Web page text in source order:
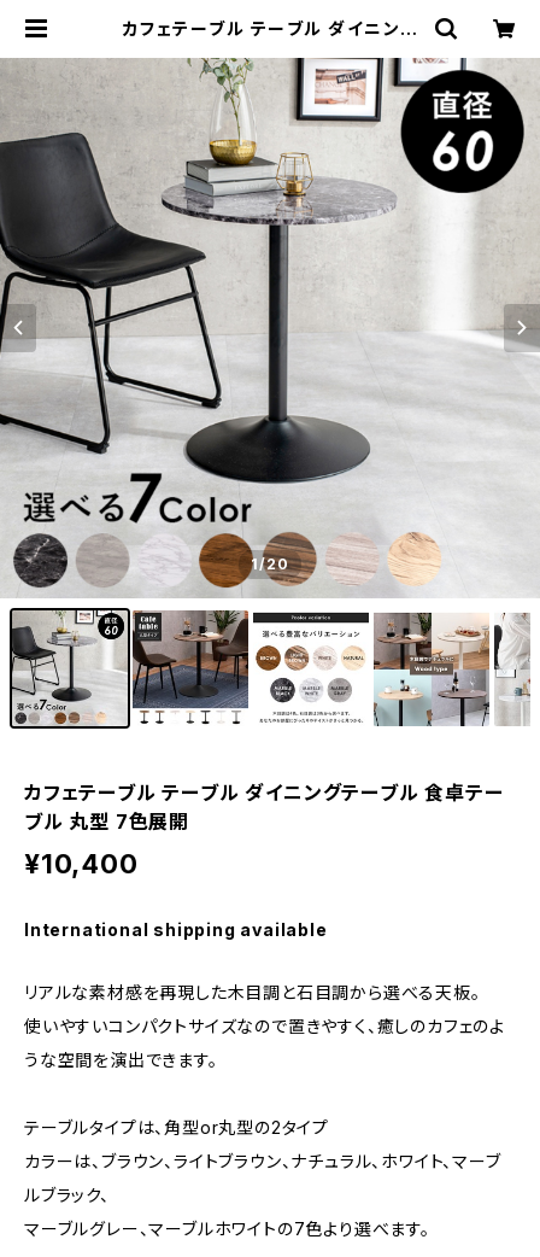
カフェテーブル テーブル ダイニング
| 家具テイスト
1/20
カフェテーブル テーブル ダイニングテーブル 食卓テー
ブル 丸型 7色展開
¥10,400
International shipping available
リアルな素材感を再現した木目調と石目調から選べる天板。
使いやすいコンパクトサイズなので置きやすく、癒しのカフェのよ
うな空間を演出できます。
テーブルタイプは、角型or丸型の2タイプ
カラーは、ブラウン、ライトブラウン、ナチュラル、ホワイト、マーブ
ルブラック、
マーブルグレー、マーブルホワイトの7色より選べます。